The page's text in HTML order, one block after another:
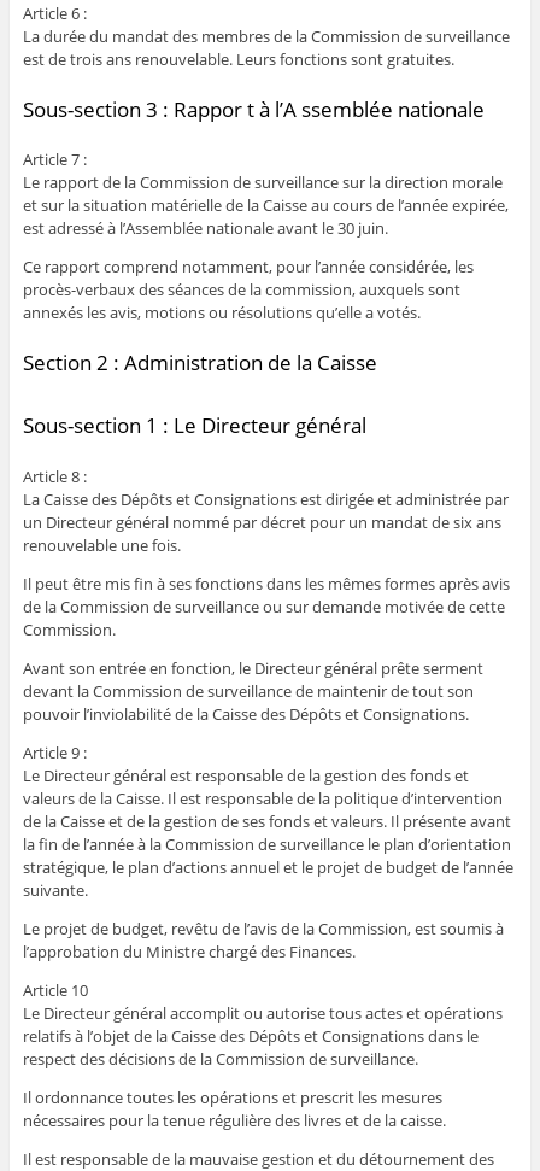
Article 6 :
La durée du mandat des membres de la Commission de surveillance
est de trois ans renouvelable. Leurs fonctions sont gratuites.
Sous-section 3 : Rappor t à l’A ssemblée nationale
Article 7 :
Le rapport de la Commission de surveillance sur la direction morale
et sur la situation matérielle de la Caisse au cours de l’année expirée,
est adressé à l’Assemblée nationale avant le 30 juin.
Ce rapport comprend notamment, pour l’année considérée, les
procès-verbaux des séances de la commission, auxquels sont
annexés les avis, motions ou résolutions qu’elle a votés.
Section 2 : Administration de la Caisse
Sous-section 1 : Le Directeur général
Article 8 :
La Caisse des Dépôts et Consignations est dirigée et administrée par
un Directeur général nommé par décret pour un mandat de six ans
renouvelable une fois.
Il peut être mis fin à ses fonctions dans les mêmes formes après avis
de la Commission de surveillance ou sur demande motivée de cette
Commission.
Avant son entrée en fonction, le Directeur général prête serment
devant la Commission de surveillance de maintenir de tout son
pouvoir l’inviolabilité de la Caisse des Dépôts et Consignations.
Article 9 :
Le Directeur général est responsable de la gestion des fonds et
valeurs de la Caisse. Il est responsable de la politique d’intervention
de la Caisse et de la gestion de ses fonds et valeurs. Il présente avant
la fin de l’année à la Commission de surveillance le plan d’orientation
stratégique, le plan d’actions annuel et le projet de budget de l’année
suivante.
Le projet de budget, revêtu de l’avis de la Commission, est soumis à
l’approbation du Ministre chargé des Finances.
Article 10
Le Directeur général accomplit ou autorise tous actes et opérations
relatifs à l’objet de la Caisse des Dépôts et Consignations dans le
respect des décisions de la Commission de surveillance.
Il ordonnance toutes les opérations et prescrit les mesures
nécessaires pour la tenue régulière des livres et de la caisse.
Il est responsable de la mauvaise gestion et du détournement des